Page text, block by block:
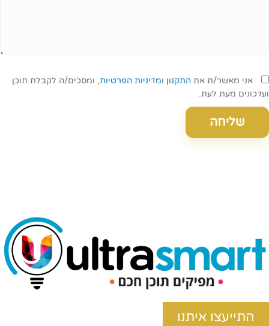
אני מאשר/ת את התקנון ומדיניות הפרטיות, ומסכים/ה לקבלת תוכן
ועדכונים מעת לעת.
שליחה
התייעצו איתנו